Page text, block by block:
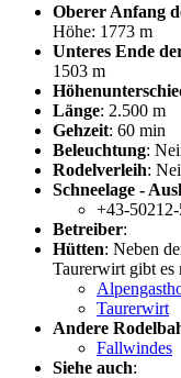
Oberer Anfang
Höhe: 1773 m
Unteres Ende
1503 m
Länge: 2.500 m
Gehzeit: 60 min
Beleuchtung:
Rodelverleih:
Schneelage -
+43-
Betreiber:
Hütten: Neben
Taurerwirt gibt es
Taurerwirt
Andere
Fallwindes
Siehe auch: